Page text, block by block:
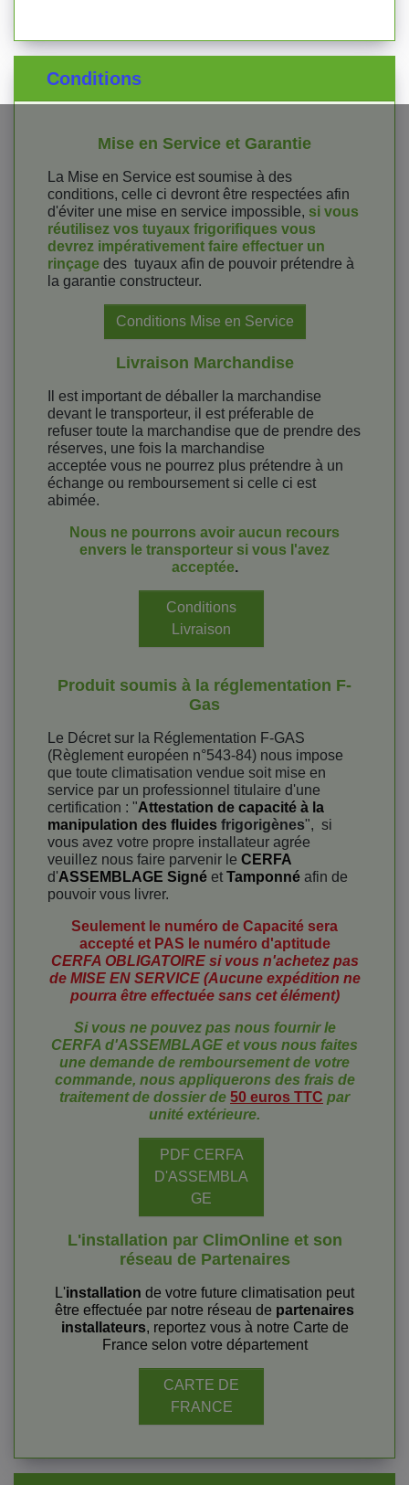
Conditions
Mise en Service et Garantie
La Mise en Service est soumise à des
conditions, celle ci devront être respectées afin
d'éviter une mise en service impossible, si vous
réutilisez vos tuyaux frigorifiques vous
devrez impérativement faire effectuer un
rinçage des tuyaux afin de pouvoir prétendre à
la garantie constructeur.
Conditions Mise en Service
Livraison Marchandise
Il est important de déballer la marchandise
devant le transporteur, il est préferable de
refuser toute la marchandise que de prendre des
réserves, une fois la marchandise
acceptée vous ne pourrez plus prétendre à un
échange ou remboursement si celle ci est
abimée.
Nous ne pourrons avoir aucun recours
envers le transporteur si vous l'avez
acceptée.
Conditions
Livraison
Produit soumis à la réglementation F-
Gas
Le Décret sur la Réglementation F-GAS
(Règlement européen n°543-84) nous impose
que toute climatisation vendue soit mise en
service par un professionnel titulaire d'une
certification : "Attestation de capacité à la
manipulation des fluides frigorigènes", si
vous avez votre propre installateur agrée
veuillez nous faire parvenir le CERFA
d'ASSEMBLAGE Signé et Tamponné afin de
pouvoir vous livrer.
Seulement le numéro de Capacité sera
accepté et PAS le numéro d'aptitude
CERFA OBLIGATOIRE si vous n'achetez pas
de MISE EN SERVICE (Aucune expédition ne
pourra être effectuée sans cet élément)
Si vous ne pouvez pas nous fournir le
CERFA d'ASSEMBLAGE et vous nous faites
une demande de remboursement de votre
commande, nous appliquerons des frais de
traitement de dossier de 50 euros TTC par
unité extérieure.
PDF CERFA
D'ASSEMBLA
GE
L'installation par ClimOnline et son
réseau de Partenaires
L'installation de votre future climatisation peut
être effectuée par notre réseau de partenaires
installateurs, reportez vous à notre Carte de
France selon votre département
CARTE DE
FRANCE